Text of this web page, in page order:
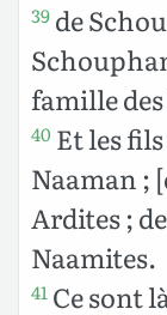
39 de
famille
40 Et les
Naaman ;
Ardites ;
Naamites.
41 Ce sont